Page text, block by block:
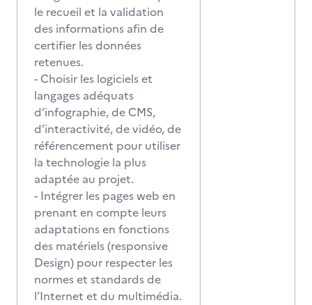
le recueil et la validation
des informations afin de
certifier les données
retenues.
- Choisir les logiciels et
langages adéquats
d’infographie, de CMS,
d’interactivité, de vidéo, de
référencement pour utiliser
la technologie la plus
adaptée au projet.
- Intégrer les pages web en
prenant en compte leurs
adaptations en fonctions
des matériels (responsive
Design) pour respecter les
normes et standards de
l’Internet et du multimédia.